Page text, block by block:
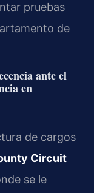
pruebas
de
ante el
en
de cargos
Circuit
se le